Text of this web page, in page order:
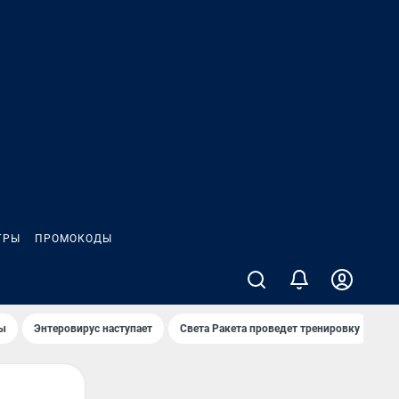
ПРОМОКОДЫ
Энтеровирус наступает Света Ракета проведет тренировку